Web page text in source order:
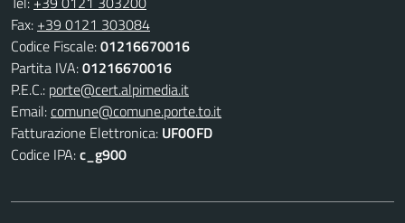
Fax: +39 0121 303084
Codice Fiscale:01216670016
Partita IVA:01216670016
P.E.C.: porte@cert.alpimedia.it
Email:comune@comune.porte.to.it
Fatturazione Elettronica: UF0OFD
Codice IPA:c_g900